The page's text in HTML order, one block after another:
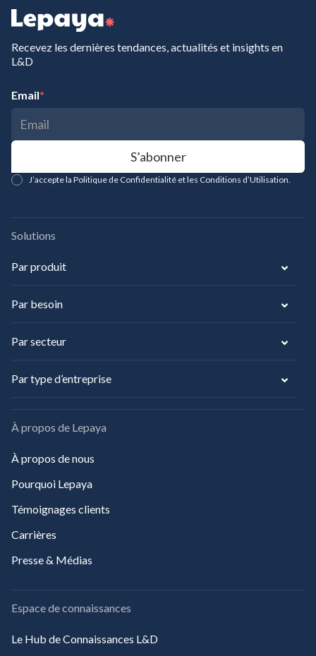
Recevez les dernières tendances, actualités et insights en
L&D
Email*
J’accepte la Politique de Confidentialité et les Conditions d’Utilisation.
Solutions
Par produit
Par besoin
Par secteur
Par type d’entreprise
À propos de Lepaya
À propos de nous
Pourquoi Lepaya
Témoignages clients
Carrières
Presse & Médias
Espace de connaissances
Le Hub de Connaissances L&D